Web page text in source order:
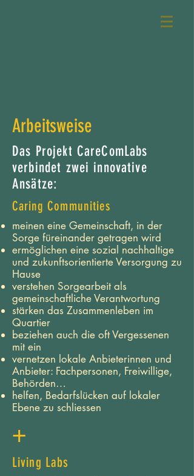
Arbeitsweise
Das Projekt CareComLabs
verbindet zwei innovative
Ansätze:
Caring Communities
meinen eine Gemeinschaft, in der
Sorge füreinander getragen wird
ermöglichen eine sozial nachhaltige
und zukunftsorientierte Versorgung zu
Hause
verstehen Sorgearbeit als
gemeinschaftliche Verantwortung
stärken das Zusammenleben im
Quartier
beziehen auch die oft Vergessenen
mit ein
vernetzen lokale Anbieterinnen und
Anbieter: Fachpersonen, Freiwillige,
Behörden…
helfen, Bedarfslücken auf lokaler
Ebene zu schliessen
+
Living Labs